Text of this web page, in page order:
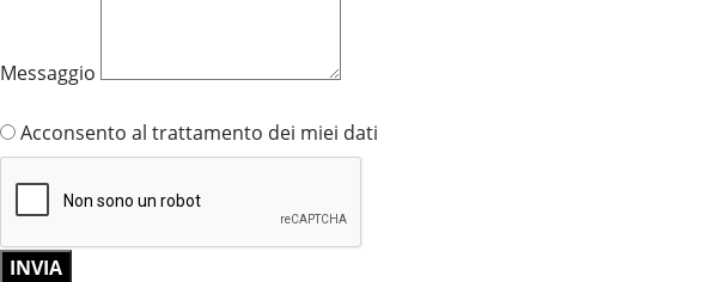
Messaggio
Acconsento al trattamento dei miei dati
INVIA